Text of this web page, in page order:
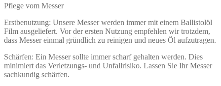
Pflege vom Messer
Erstbenutzung: Unsere Messer werden immer mit einem Ballistolöl
Film ausgeliefert. Vor der ersten Nutzung empfehlen wir trotzdem,
dass Messer einmal gründlich zu reinigen und neues Öl aufzutragen.
Schärfen: Ein Messer sollte immer scharf gehalten werden. Dies
minimiert das Verletzungs- und Unfallrisiko. Lassen Sie Ihr Messer
sachkundig schärfen.